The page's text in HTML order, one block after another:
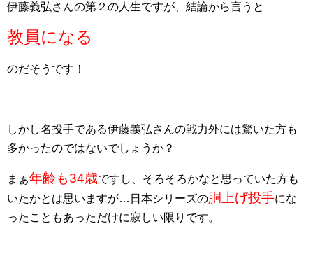
伊藤義弘さんの第２の人生ですが、結論から言うと
教員になる
のだそうです！
しかし名投手である伊藤義弘さんの戦力外には驚いた方も
多かったのではないでしょうか？
まぁ年齢も34歳ですし、そろそろかなと思っていた方も
いたかとは思いますが…日本シリーズの胴上げ投手にな
ったこともあっただけに寂しい限りです。